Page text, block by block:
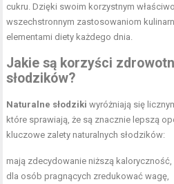
cukru. Dzięki swoim korzystnym
wszechstronnym zastosowaniom
elementami diety każdego dnia.
Jakie są korzyści
słodzików?
Naturalne słodziki wyróżniają się
które sprawiają, że są znacznie lepszą
kluczowe zalety naturalnych słodzików:
mają zdecydowanie niższą
dla osób pragnących zredukować wagę,